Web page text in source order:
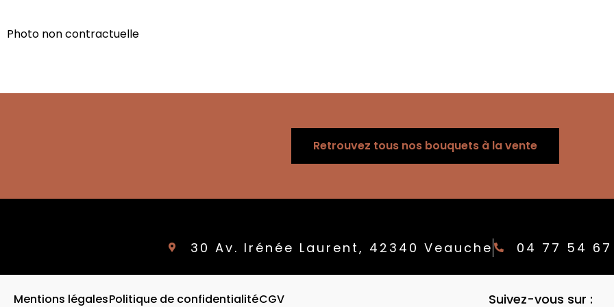
Photo non contractuelle
Retrouvez tous nos bouquets à la vente
30 Av. Irénée Laurent, 42340 Veauche 04 77 54
Mentions légalesPolitique de confidentialitéCGV Suivez-vous sur :